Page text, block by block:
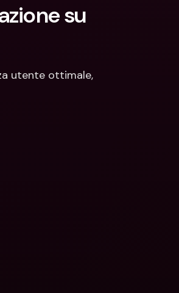
su
utente ottimale,